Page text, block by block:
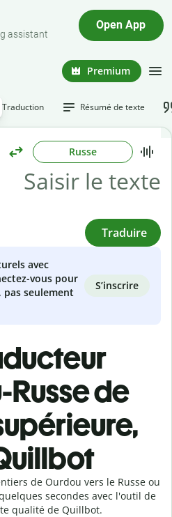
assistant
Open App
Premium
Traduction Résumé de texte
Russe
Traduire
avec
vous pour
seulement
S’inscrire
de
de Ourdou vers le Russe ou
secondes avec l'outil de
qualité de Quillbot.